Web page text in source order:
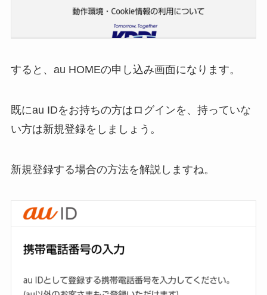
すると、au HOMEの申し込み画面になります。
既にau IDをお持ちの方はログインを、持っていな
い方は新規登録をしましょう。
新規登録する場合の方法を解説しますね。